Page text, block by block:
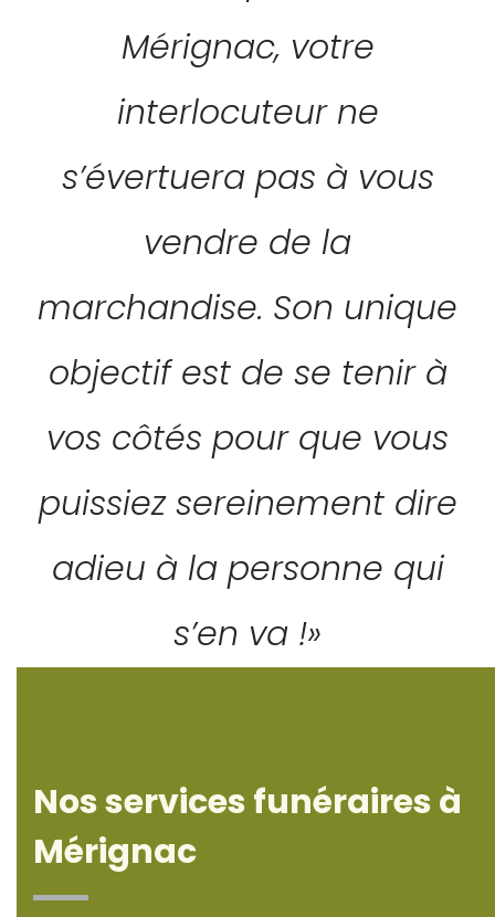
Mérignac, votre
interlocuteur ne
s’évertuera pas à vous
vendre de la
marchandise. Son unique
objectif est de se tenir à
vos côtés pour que vous
puissiez sereinement dire
adieu à la personne qui
s’en va !»
Nos services funéraires à
Mérignac